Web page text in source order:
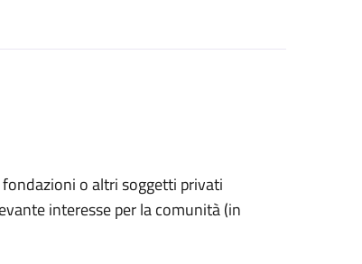
o altri soggetti privati
interesse per la comunità (in